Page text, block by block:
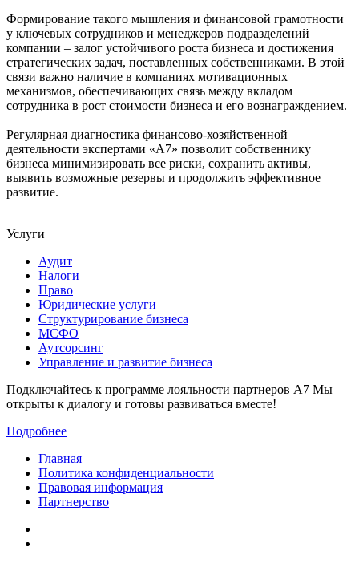
Формирование такого мышления и финансовой грамотности
у ключевых сотрудников и менеджеров подразделений
компании – залог устойчивого роста бизнеса и достижения
стратегических задач, поставленных собственниками. В этой
связи важно наличие в компаниях мотивационных
механизмов, обеспечивающих связь между вкладом
сотрудника в рост стоимости бизнеса и его вознаграждением.
Регулярная диагностика финансово-хозяйственной
деятельности экспертами «А7» позволит собственнику
бизнеса минимизировать все риски, сохранить активы,
выявить возможные резервы и продолжить эффективное
развитие.
Услуги
Аудит
Налоги
Право
Юридические услуги
Структурирование бизнеса
МСФО
Аутсорсинг
Управление и развитие бизнеса
Подключайтесь к программе лояльности партнеров А7 Мы
открыты к диалогу и готовы развиваться вместе!
Подробнее
Главная
Политика конфиденциальности
Правовая информация
Партнерство